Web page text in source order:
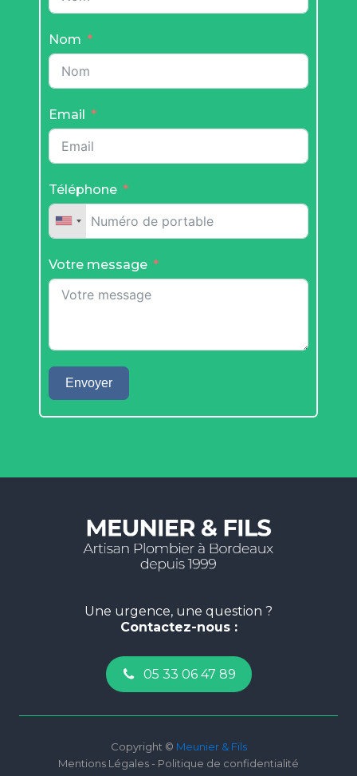
Nom
Email
Téléphone
Votre message
Envoyer
Une urgence, une question ?
Contactez-nous :
05 33 06 47 89
Copyright © Meunier & Fils
Mentions Légales - Politique de confidentialité